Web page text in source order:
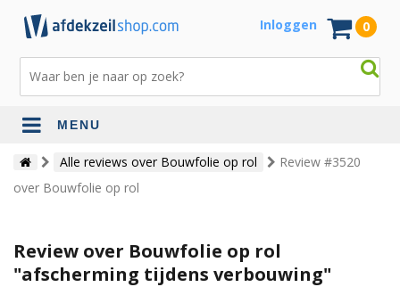
Inloggen 0
MENU
Alle reviews over Bouwfolie op rol
Review #3520
over Bouwfolie op rol
Review over Bouwfolie op rol
"afscherming tijdens verbouwing"